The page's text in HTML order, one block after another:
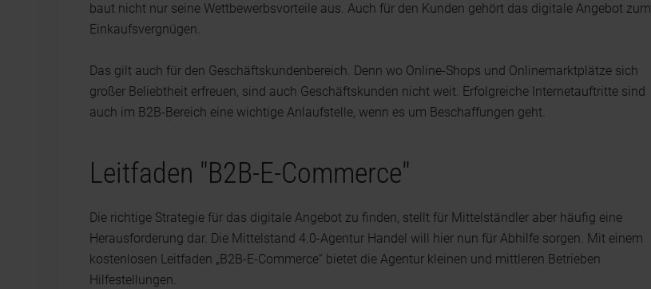
baut nicht nur seine Wettbewerbsvorteile aus. Auch für den Kunden gehört das digitale Angebot zum
Einkaufsvergnügen.
Das gilt auch für den Geschäftskundenbereich. Denn wo Online-Shops und Onlinemarktplätze sich
großer Beliebtheit erfreuen, sind auch Geschäftskunden nicht weit. Erfolgreiche Internetauftritte sind
auch im B2B-Bereich eine wichtige Anlaufstelle, wenn es um Beschaffungen geht.
Leitfaden "B2B-E-Commerce"
Die richtige Strategie für das digitale Angebot zu finden, stellt für Mittelständler aber häufig eine
Herausforderung dar. Die Mittelstand 4.0-Agentur Handel will hier nun für Abhilfe sorgen. Mit einem
kostenlosen Leitfaden „B2B-E-Commerce“ bietet die Agentur kleinen und mittleren Betrieben
Hilfestellungen.